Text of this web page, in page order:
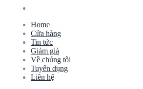
Home
Cửa hàng
Tin tức
Giảm giá
Về chúng tôi
Tuyển dụng
Liên hệ